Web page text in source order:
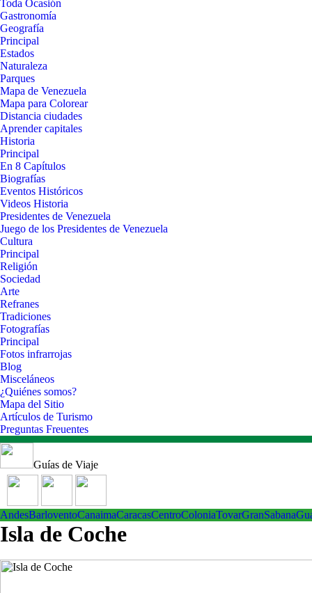
Toda Ocasión
Gastronomía
Geografía
Principal
Estados
Naturaleza
Parques
Mapa de Venezuela
Mapa para Colorear
Distancia ciudades
Aprender capitales
Historia
Principal
En 8 Capítulos
Biografías
Eventos Históricos
Videos Historia
Presidentes de Venezuela
Juego de los Presidentes de Venezuela
Cultura
Principal
Religión
Sociedad
Arte
Refranes
Tradiciones
Fotografías
Principal
Fotos infrarrojas
Blog
Misceláneos
¿Quiénes somos?
Mapa del Sitio
Artículos de Turismo
Preguntas Freuentes
Guías de Viaje
AndesBarloventoCanaimaCaracasCentroColoniaTovarGranSabana
Isla de Coche